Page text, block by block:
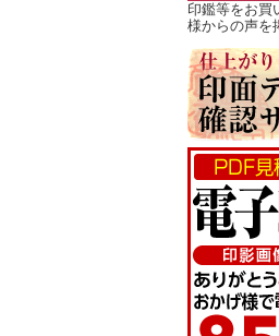
印鑑等をお買
様からの声を